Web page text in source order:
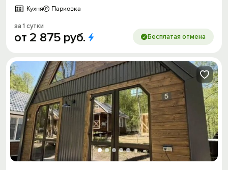
Кухня
Парковка
за 1 сутки
от 2 875 руб. Бесплатая отмена